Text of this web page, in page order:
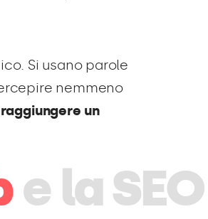
Si usano parole
nemmeno
un
e la SEO